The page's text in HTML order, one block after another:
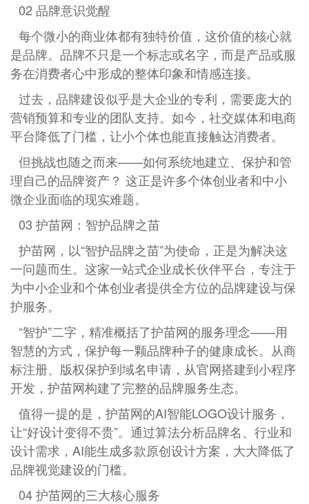
02 品牌意识觉醒
每个微小的商业体都有独特价值，这价值的核心就
是品牌。品牌不只是一个标志或名字，而是产品或服
务在消费者心中形成的整体印象和情感连接。
过去，品牌建设似乎是大企业的专利，需要庞大的
营销预算和专业的团队支持。如今，社交媒体和电商
平台降低了门槛，让小个体也能直接触达消费者。
但挑战也随之而来——如何系统地建立、保护和管
理自己的品牌资产？ 这正是许多个体创业者和中小
微企业面临的现实难题。
03 护苗网：智护品牌之苗
护苗网，以“智护品牌之苗”为使命，正是为解决这
一问题而生。这家一站式企业成长伙伴平台，专注于
为中小企业和个体创业者提供全方位的品牌建设与保
护服务。
“智护”二字，精准概括了护苗网的服务理念——用
智慧的方式，保护每一颗品牌种子的健康成长。从商
标注册、版权保护到域名申请，从官网搭建到小程序
开发，护苗网构建了完整的品牌服务生态。
值得一提的是，护苗网的AI智能LOGO设计服务，
让“好设计变得不贵”。通过算法分析品牌名、行业和
设计需求，AI能生成多款原创设计方案，大大降低了
品牌视觉建设的门槛。
04 护苗网的三大核心服务